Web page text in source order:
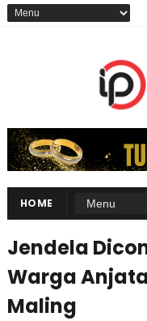
HOME
Jendela
Warga
Maling